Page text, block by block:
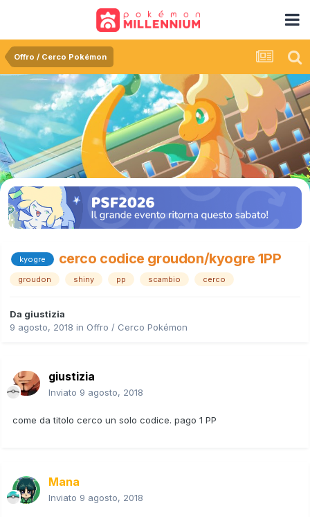
Offro / Cerco Pokémon
kyogre cerco codice groudon/kyogre 1PP
groudon shiny pp scambio cerco
Da giustizia
9 agosto, 2018 in Offro / Cerco Pokémon
giustizia
Inviato 9 agosto, 2018
come da titolo cerco un solo codice. pago 1 PP
Mana
Inviato 9 agosto, 2018